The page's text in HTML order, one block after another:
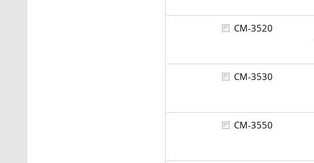
CM-3520
CM-3530
CM-3550